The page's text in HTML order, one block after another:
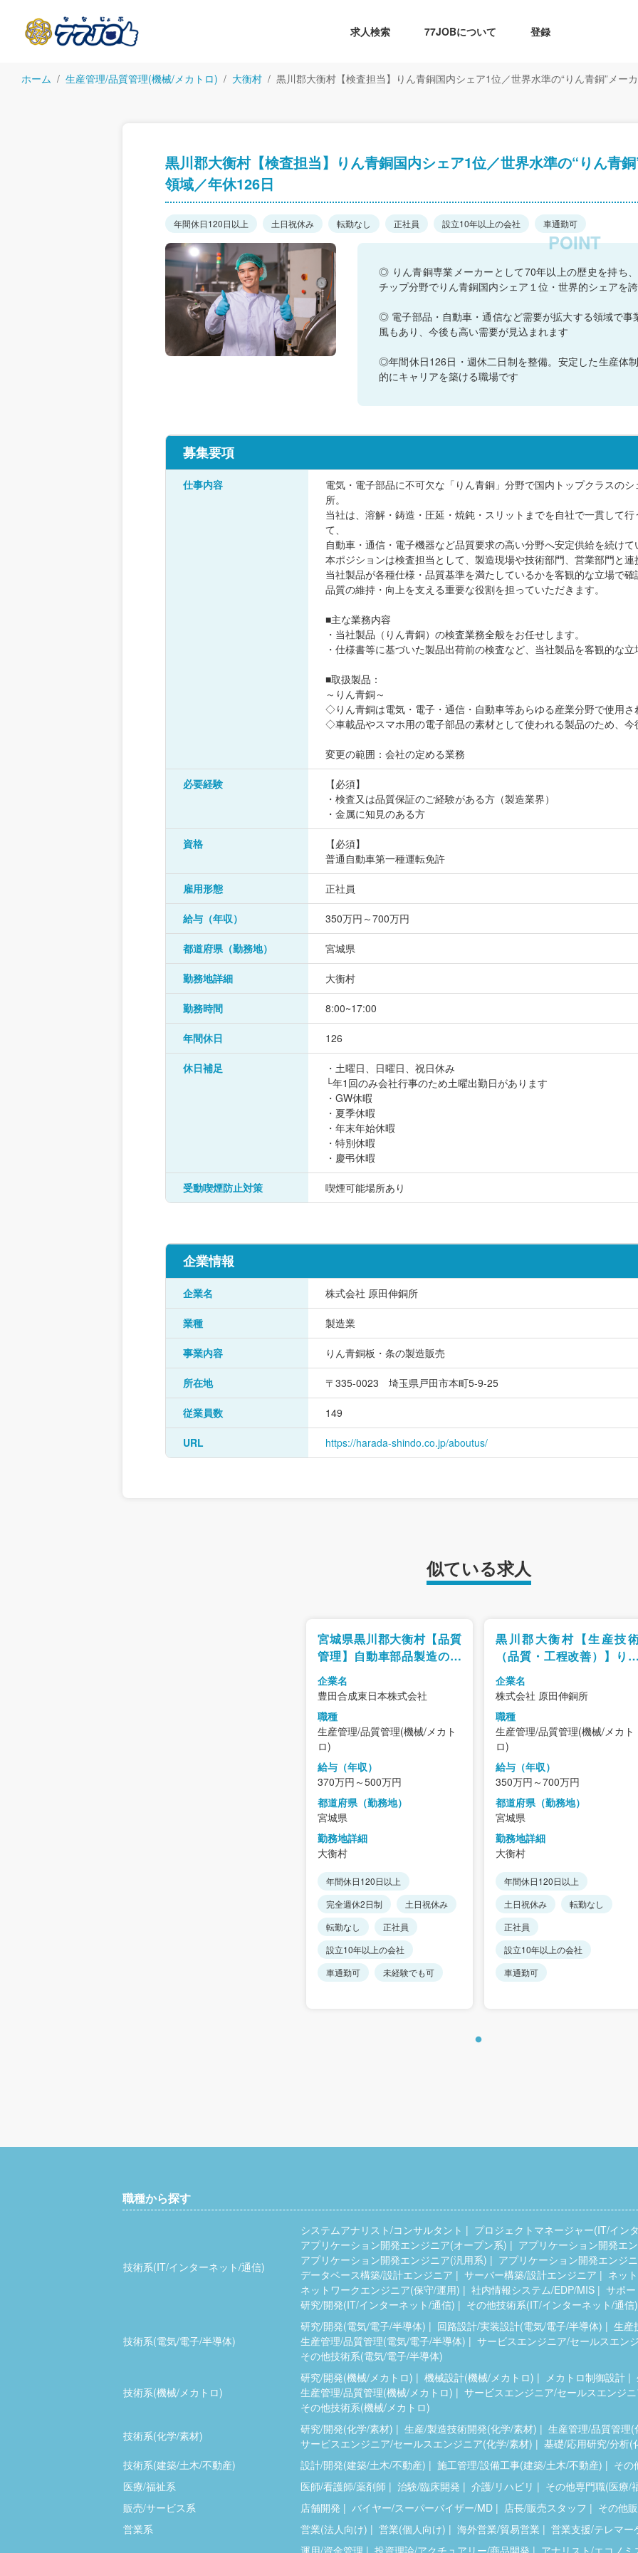
求人検索 77JOBについて
登録
ホーム 生産管理/品質管理(機械/メカトロ) 大衡村 黒川郡大衡村【検査担当】りん青銅国内シェア1位／世界水準の“りん青銅”メー
黒川郡大衡村【検査担当】りん青銅国内シェア1位／世界水準の“りん青
領域／年休126日
年間休日120日以上 土日祝休み 転勤なし 正社員 設立10年以上の会社 車通勤可
◎ りん青銅専業メーカーとして70年以上の歴史を持ち
チップ分野でりん青銅国内シェア１位・世界的シェアを
◎ 電子部品・自動車・通信など需要が拡大する領域で事
風もあり、今後も高い需要が見込まれます
◎年間休日126日・週休二日制を整備。安定した生産体
的にキャリアを築ける職場です
募集要項
仕事内容
電気・電子部品に不可欠な「りん青銅」分野で国内トップクラスの
所。
当社は、溶解・鋳造・圧延・焼鈍・スリットまでを自社で一貫して
て、
自動車・通信・電子機器など品質要求の高い分野へ安定供給を続けて
本ポジションは検査担当として、製造現場や技術部門、営業部門と連
当社製品が各種仕様・品質基準を満たしているかを客観的な立場で確
品質の維持・向上を支える重要な役割を担っていただきます。
■主な業務内容
・当社製品（りん青銅）の検査業務全般をお任せします。
・仕様書等に基づいた製品出荷前の検査など、当社製品を客観的な立
■取扱製品：
～りん青銅～
◇りん青銅は電気・電子・通信・自動車等あらゆる産業分野で使用さ
◇車載品やスマホ用の電子部品の素材として使われる製品のため、今
変更の範囲：会社の定める業務
必要経験
【必須】
・検査又は品質保証のご経験がある方（製造業界）
・金属に知見のある方
資格
【必須】
普通自動車第一種運転免許
雇用形態 正社員
給与（年収） 350万円～700万円
都道府県（勤務地） 宮城県
勤務地詳細 大衡村
勤務時間 8:00~17:00
年間休日 126
休日補足
・土曜日、日曜日、祝日休み
└年1回のみ会社行事のため土曜出勤日があります
・GW休暇
・夏季休暇
・年末年始休暇
・特別休暇
・慶弔休暇
受動喫煙防止対策 喫煙可能場所あり
企業情報
企業名 株式会社 原田伸銅所
業種 製造業
事業内容 りん青銅板・条の製造販売
所在地 〒335-0023 埼玉県戸田市本町5-9-25
従業員数 149
URL https://harada-shindo.co.jp/aboutus/
似ている求人
宮城県黒川郡大衡村【品質
管理】自動車部品製造の品
質管理/完全週休二日制・年
休121日/トヨタ自動車グル
企業名
豊田合成東日本株式会社
職種
生産管理/品質管理(機械/メカト
ロ)
給与（年収）
370万円～500万円
都道府県（勤務地）
宮城県
勤務地詳細
大衡村
年間休日120日以上
完全週休2日制
土日祝休み
転勤なし
正社員
設立10年以上の会社
車通勤可
未経験でも可
黒川郡大衡村【生産技
（品質・工程改善）】りん
青銅国内シェア1位／世界水
準の“りん青銅”メーカー／
企業名
株式会社 原田伸銅所
職種
生産管理/品質管理(機械/メカト
ロ)
給与（年収）
350万円～700万円
都道府県（勤務地）
宮城県
勤務地詳細
大衡村
年間休日120日以上
土日祝休み
転勤なし
正社員
設立10年以上の会社
車通勤可
職種から探す
技術系(IT/インターネット/通信)
システムアナリスト/コンサルタント
プロジェクトマネージャー(IT/イン
アプリケーション開発エンジニア(オープン系)
アプリケーション開発エ
アプリケーション開発エンジニア(汎用系)
アプリケーション開発エンジ
データベース構築/設計エンジニア
サーバー構築/設計エンジニア
ネッ
ネットワークエンジニア(保守/運用)
社内情報システム/EDP/MIS
サポ
研究/開発(IT/インターネット/通信)
その他技術系(IT/インターネット/通信)
技術系(電気/電子/半導体)
研究/開発(電気/電子/半導体) 回路設計/実装設計(電気/電子/半導体)
生産
生産管理/品質管理(電気/電子/半導体)
サービスエンジニア/セールスエン
その他技術系(電気/電子/半導体)
技術系(機械/メカトロ)
研究/開発(機械/メカトロ) 機械設計(機械/メカトロ) メカトロ制御設計
生産管理/品質管理(機械/メカトロ)
サービスエンジニア/セールスエンジ
その他技術系(機械/メカトロ)
技術系(化学/素材)
研究/開発(化学/素材) 生産/製造技術開発(化学/素材)
生産管理/品質管理(
サービスエンジニア/セールスエンジニア(化学/素材)
基礎/応用研究/分析(
技術系(建築/土木/不動産)
設計/開発(建築/土木/不動産) 施工管理/設備工事(建築/土木/不動産)
その
医療/福祉系
医師/看護師/薬剤師 治験/臨床開発 介護/リハビリ
その他専門職(医療/
販売/サービス系
店舗開発 バイヤー/スーパーバイザー/MD 店長/販売スタッフ
その他
営業系
営業(法人向け) 営業(個人向け) 海外営業/貿易営業 営業支援/テレマー
運用/資金管理 投資理論/アクチュアリー/商品開発 アナリスト/エコノミ